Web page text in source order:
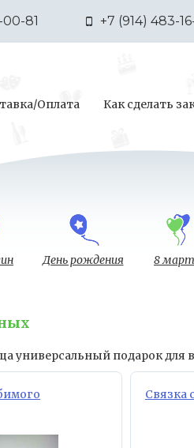
00-81 +7 (914) 483-
Оплата Как сделать
День рождения 8
универсальный подарок для
Связка